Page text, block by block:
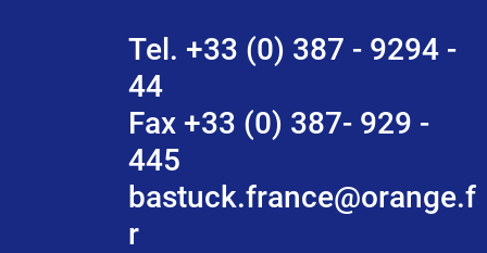
Tel. +33 (0) 387 - 9294 -
44
Fax +33 (0) 387- 929 -
445
bastuck.france@orange.f
r